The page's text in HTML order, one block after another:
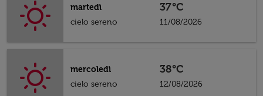
martedì
cielo sereno
37°C
11/08/2026
mercoledì
cielo sereno
38°C
12/08/2026